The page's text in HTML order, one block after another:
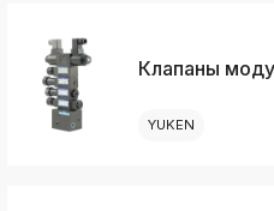
Клапаны
YUKEN